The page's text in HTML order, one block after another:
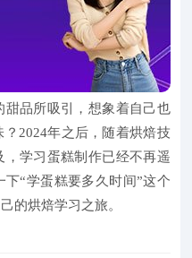
品所吸引，想象着自己也
2024年之后 ，随着烘焙技
学习蛋糕制作已经不再遥
下“学蛋糕要多久时间”这个
的烘焙学习之旅。